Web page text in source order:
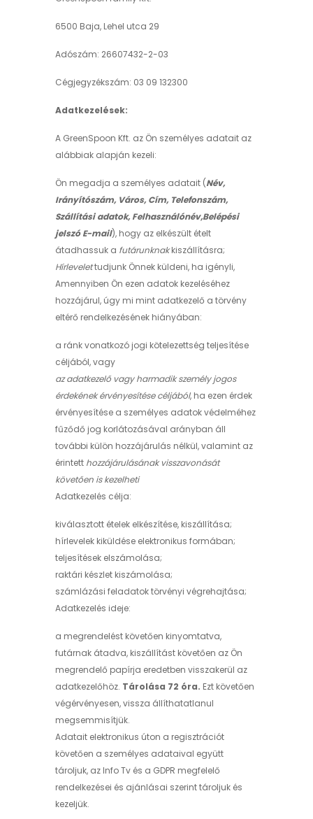
6500 Baja, Lehel utca 29
Adószám: 26607432-2-03
Cégjegyzékszám: 03 09 132300
Adatkezelések:
A GreenSpoon Kft. az Ön személyes adatait az
alábbiak alapján kezeli:
Ön megadja a személyes adatait (Név,
Irányítószám, Város, Cím, Telefonszám,
Szállítási adatok, Felhasználónév,Belépési
jelszó E-mail), hogy az elkészült ételt
átadhassuk a futárunknakkiszállításra;
Hírlevelettudjunk Önnek küldeni, ha igényli,
Amennyiben Ön ezen adatok kezeléséhez
hozzájárul, úgy mi mint adatkezelő a törvény
eltérő rendelkezésének hiányában:
a ránk vonatkozó jogi kötelezettség teljesítése
céljából, vagy
az adatkezelő vagy harmadik személy jogos
érdekének érvényesítése céljából, ha ezen érdek
érvényesítése a személyes adatok védelméhez
fűződő jog korlátozásával arányban áll
további külön hozzájárulás nélkül, valamint az
érintett hozzájárulásának visszavonását
követően is kezelheti
Adatkezelés célja:
kiválasztott ételek elkészítése, kiszállítása;
hírlevelek kiküldése elektronikus formában;
teljesítések elszámolása;
raktári készlet kiszámolása;
számlázási feladatok törvényi végrehajtása;
Adatkezelés ideje:
a megrendelést követően kinyomtatva,
futárnak átadva, kiszállítást követően az Ön
megrendelő papírja eredetben visszakerül az
adatkezelőhöz. Tárolása 72 óra. Ezt követően
végérvényesen, vissza állíthatatlanul
megsemmisítjük.
Adatait elektronikus úton a regisztrációt
követően a személyes adataival együtt
tároljuk, az Info Tv és a GDPR megfelelő
rendelkezései és ajánlásai szerint tároljuk és
kezeljük.